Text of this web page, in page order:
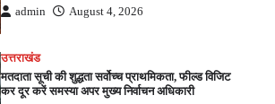
admin August 4, 2026
उत्तराखंड
मतदाता सूची की शुद्धता सर्वोच्च प्राथमिकता, फील्ड विजिट
कर दूर करें समस्या अपर मुख्य निर्वाचन अधिकारी